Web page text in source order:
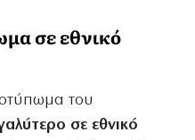
σε εθνικό
του
σε εθνικό